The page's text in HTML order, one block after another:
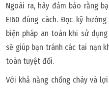
Ngoài ra, hãy đảm bảo rằng
EI60 đúng cách. Đọc kỹ
biện pháp an toàn khi sử
sẽ giúp bạn tránh các tai nạn
toàn tuyệt đối.
Với khả năng chống cháy và